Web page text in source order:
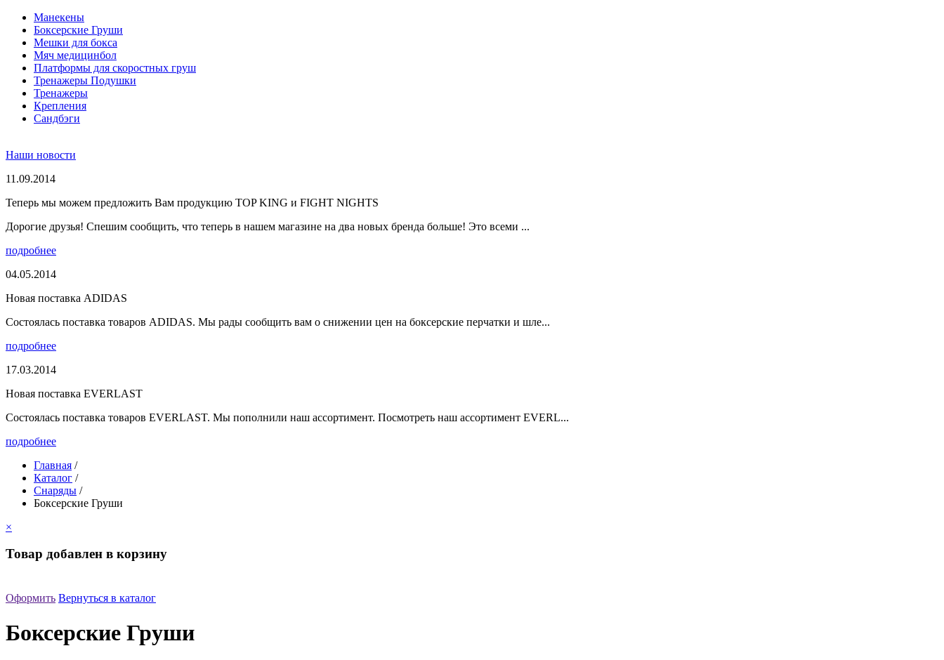
Манекены
Боксерские Груши
Мешки для бокса
Мяч медицинбол
Платформы для скоростных груш
Тренажеры Подушки
Тренажеры
Крепления
Сандбэги
Наши новости
11.09.2014
Теперь мы можем предложить Вам продукцию TOP KING и FIGHT NIGHTS
Дорогие друзья! Спешим сообщить, что теперь в нашем магазине на два новых бренда больше! Это всеми ...
подробнее
04.05.2014
Новая поставка ADIDAS
Состоялась поставка товаров ADIDAS. Мы рады сообщить вам о снижении цен на боксерские перчатки и шле...
подробнее
17.03.2014
Новая поставка EVERLAST
Состоялась поставка товаров EVERLAST. Мы пополнили наш ассортимент. Посмотреть наш ассортимент EVERL...
подробнее
Главная /
Каталог /
Снаряды /
Боксерские Груши
×
Товар добавлен в корзину
Оформить Вернуться в каталог
Боксерские Груши